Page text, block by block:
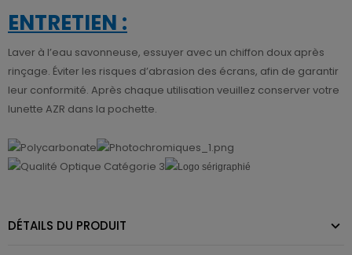
ENTRETIEN :
Laver à l’eau savonneuse, essuyer avec un chiffon doux après
rinçage. Éviter les risques d’abrasion des écrans, afin de garantir
leur conformité. Après chaque utilisation veuillez conserver votre
lunette AZR dans la pochette.
DÉTAILS DU PRODUIT